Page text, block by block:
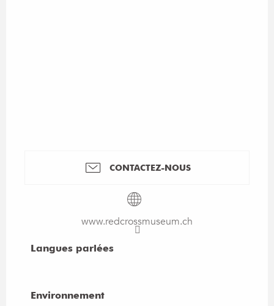
CONTACTEZ-NOUS
www.redcrossmuseum.ch
Langues parlées
Langues parlées
Environnement
Environnement